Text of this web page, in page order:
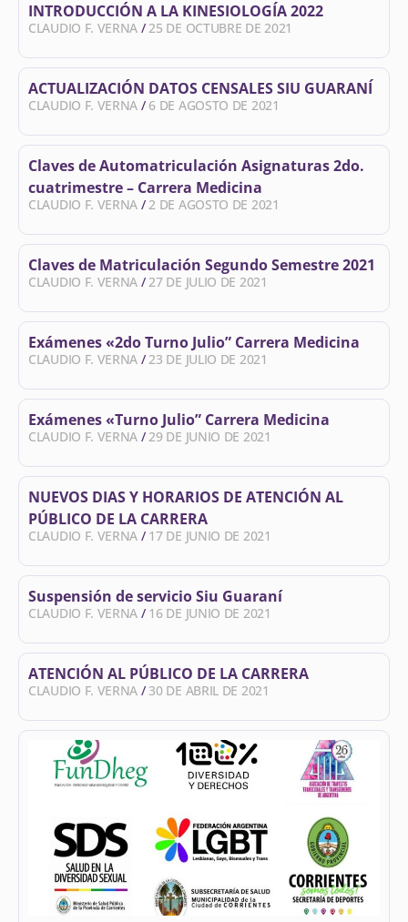
INTRODUCCIÓN A LA KINESIOLOGÍA 2022
CLAUDIO F. VERNA 25 DE OCTUBRE DE 2021
ACTUALIZACIÓN DATOS CENSALES SIU GUARANÍ
CLAUDIO F. VERNA 6 DE AGOSTO DE 2021
Claves de Automatriculación Asignaturas 2do.
cuatrimestre – Carrera Medicina
CLAUDIO F. VERNA 2 DE AGOSTO DE 2021
Claves de Matriculación Segundo Semestre 2021
CLAUDIO F. VERNA 27 DE JULIO DE 2021
Exámenes «2do Turno Julio” Carrera Medicina
CLAUDIO F. VERNA 23 DE JULIO DE 2021
Exámenes «Turno Julio” Carrera Medicina
CLAUDIO F. VERNA 29 DE JUNIO DE 2021
NUEVOS DIAS Y HORARIOS DE ATENCIÓN AL
PÚBLICO DE LA CARRERA
CLAUDIO F. VERNA 17 DE JUNIO DE 2021
Suspensión de servicio Siu Guaraní
CLAUDIO F. VERNA 16 DE JUNIO DE 2021
ATENCIÓN AL PÚBLICO DE LA CARRERA
CLAUDIO F. VERNA 30 DE ABRIL DE 2021